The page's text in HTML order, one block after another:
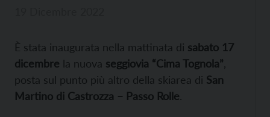
È stata inaugurata nella mattinata di sabato 17
dicembre la nuova seggiovia “Cima Tognola”
posta sul punto più altro della skiarea di San
Martino di Castrozza – Passo Rolle.